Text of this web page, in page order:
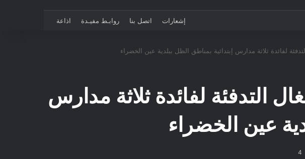
إشعارات اتصل بنا روابـط مفيـدة اذاعة
2021/27: انجاز أشغال التدفئة لفائدة ثلاثة مدارس
عين الخضراء
4